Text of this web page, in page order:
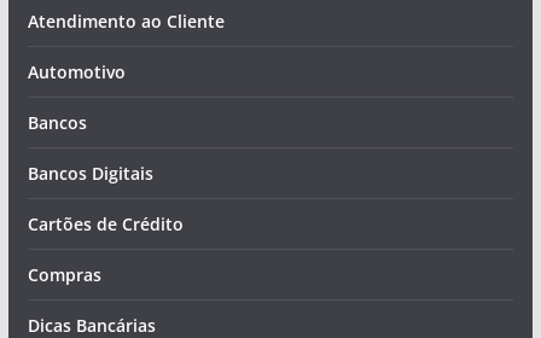
Atendimento ao Cliente
Automotivo
Bancos
Bancos Digitais
Cartões de Crédito
Compras
Dicas Bancárias